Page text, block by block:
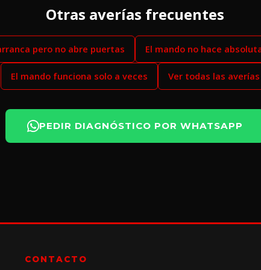
Otras averías frecuentes
pero no abre puertas El mando no hace
El mando funciona solo a veces Ver todas las averías
PEDIR DIAGNÓSTICO POR WHATSAPP
CONTACTO